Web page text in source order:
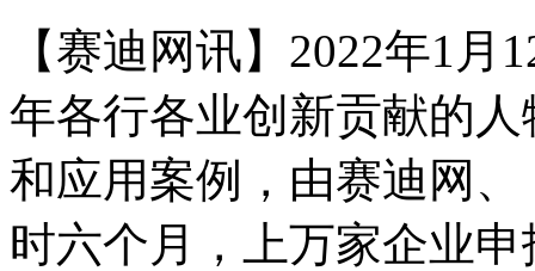
【赛迪网讯】 2022年1月
年各行各业创新贡献的
和应用案例，由赛迪网
时六个月，上万家企业